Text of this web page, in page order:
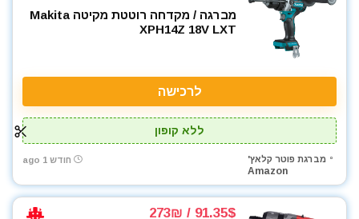
מברגה / מקדחה רוטטת מקיטה Makita
XPH14Z 18V LXT
לרכישה
ללא קופון
מברגת פוטר קלאץ'
Amazon
חודש 1 ago
91.35$ / 273₪